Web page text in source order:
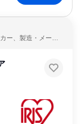
ー、製造・メーカ